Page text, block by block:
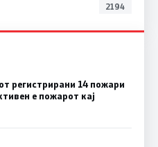
2194
регистрирани 14 пожари
е пожарот кај